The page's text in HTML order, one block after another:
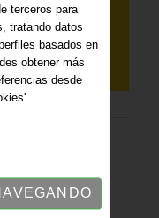
terceros para
tratando datos
basados en
obtener más
desde